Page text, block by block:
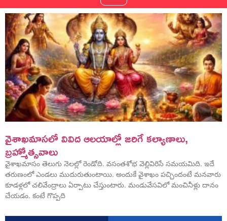
వైశాఖమాసలో వివిద ఆలయాల్లో జరిగే కల్యాణాలు,
బ్రహ్మోత్సవాలు
వైశాఖమాసం తెలుగు నెలల్లో రెండోది. వసంతశోభ వెల్లివిరిసే సమయమిది. ఇదే
తరుణంలో ఎండలు ముదురుతుంటాయి. అందుకే వైశాఖం పచ్చిందంటే మనవారు
కూడళ్లలో చలివేంద్రాలు ఏర్పాటు చేస్తుంటారు. మండువేసవిలో మంచినీళ్లు దానం
చేయడం. కంటే గొప్పది